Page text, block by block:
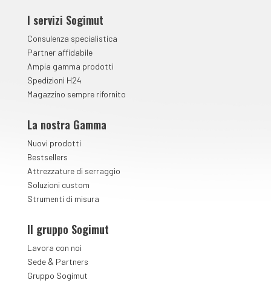
I servizi Sogimut
Consulenza specialistica
Partner affidabile
Ampia gamma prodotti
Spedizioni H24
Magazzino sempre rifornito
La nostra Gamma
Nuovi prodotti
Bestsellers
Attrezzature di serraggio
Soluzioni custom
Strumenti di misura
Il gruppo Sogimut
Lavora con noi
Sede& Partners
Gruppo Sogimut